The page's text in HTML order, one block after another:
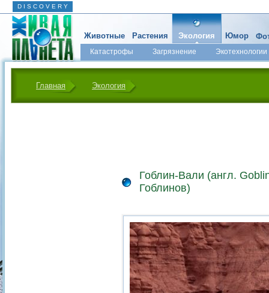
D I S C O V E R Y
Животные Растения Экология
Катастрофы Загрязнение Экотехнологии
Юмор
Главная Экология
Гоблин-Вали (англ.
Гоблинов)